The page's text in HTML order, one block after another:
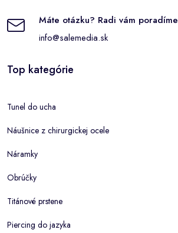
Máte otázku? Radi vám poradíme
info@salemedia.sk
Top kategórie
Tunel do ucha
Náušnice z chirurgickej ocele
Náramky
Obrúčky
Titánové prstene
Piercing do jazyka